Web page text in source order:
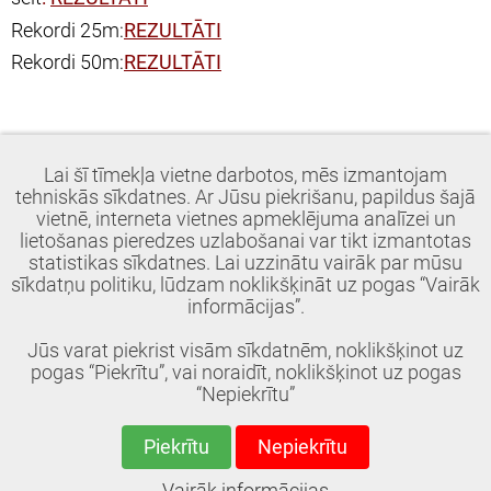
Rekordi 25m:REZULTĀTI
Rekordi 50m: REZULTĀTI
Dalīties: Twitter Facebook Google+ Draugiem
© 2018, Ādažu BJSS. Visas tiesības aizsargātas.
Lai šī tīmekļa vietne darbotos, mēs izmantojam
tehniskās sīkdatnes. Ar Jūsu piekrišanu, papildus šajā
vietnē, interneta vietnes apmeklējuma analīzei un
lietošanas pieredzes uzlabošanai var tikt izmantotas
statistikas sīkdatnes. Lai uzzinātu vairāk par mūsu
sīkdatņu politiku, lūdzam noklikšķināt uz pogas “Vairāk
informācijas”.
Jūs varat piekrist visām sīkdatnēm, noklikšķinot uz
pogas “Piekrītu”, vai noraidīt, noklikšķinot uz pogas
“Nepiekrītu”
Piekrītu
Nepiekrītu